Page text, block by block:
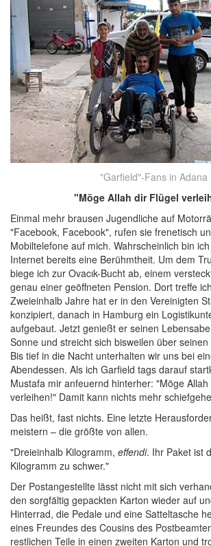
"Garfield"-Fans in Adana
"Möge Allah dir Flügel
Einmal mehr brausen Jugendliche auf
"Facebook, Facebook", rufen sie frenetisch
Mobiltelefone auf mich. Wahrscheinlich bin
Internet bereits eine Berühmtheit. Um dem
biege ich zur Ovacık-Bucht ab, einem
genau einer geöffneten Pension. Dort treffe
Zweieinhalb Jahre hat er in den Vereinigten
konzipiert, danach in Hamburg ein
aufgebaut. Jetzt genießt er seinen
Sonne und streicht sich bisweilen über
Bis tief in die Nacht unterhalten wir uns bei
Abendessen. Als ich Garfield tags darauf
Mustafa mir anfeuernd hinterher: "Möge Allah
verleihen!" Damit kann nichts mehr
Das heißt, fast nichts. Eine letzte
meistern – die größte von allen.
"Dreieinhalb Kilogramm, effendi. Ihr Paket ist
Kilogramm zu schwer."
Der Postangestellte lässt nicht mit sich
den sorgfältig gepackten Karton wieder auf
Hinterrad, die Pedale und eine Satteltasche
eines Freundes des Cousins des
restlichen Teile in einen zweiten Karton und